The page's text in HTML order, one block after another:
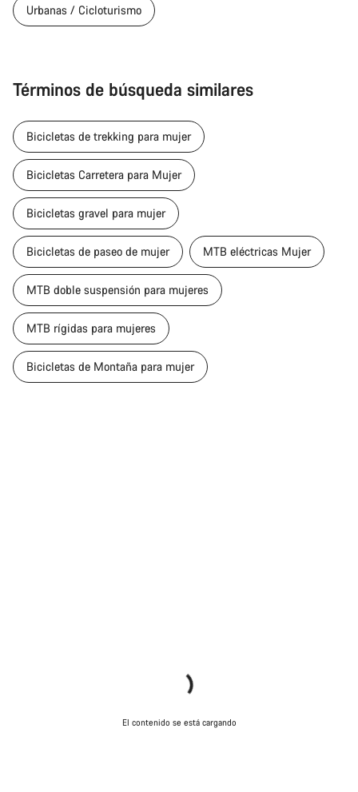
Urbanas / Cicloturismo
Términos de búsqueda similares
Bicicletas de trekking para mujer
Bicicletas Carretera para Mujer
Bicicletas gravel para mujer
Bicicletas de paseo de mujer MTB eléctricas Mujer
MTB doble suspensión para mujeres
MTB rígidas para mujeres
Bicicletas de Montaña para mujer
El contenido se está cargando